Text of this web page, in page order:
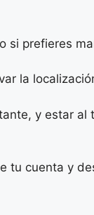
si prefieres
la
y estar
cuenta y